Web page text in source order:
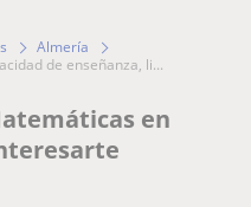
Almería
de enseñanza, li...
en